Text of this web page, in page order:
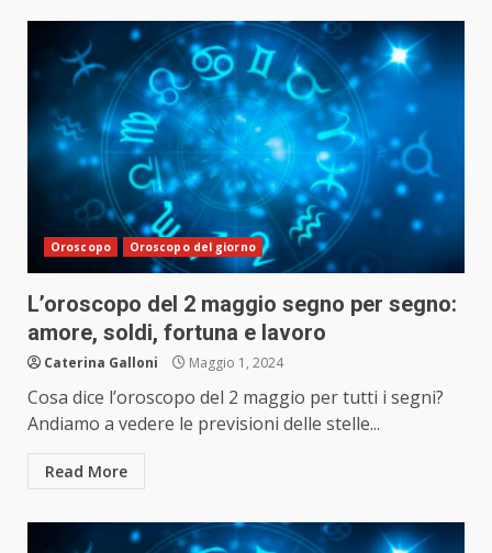
Oroscopo Oroscopo del giorno
L’oroscopo del 2 maggio segno per segno:
amore, soldi, fortuna e lavoro
Caterina Galloni Maggio 1, 2024
Cosa dice l’oroscopo del 2 maggio per tutti i segni?
Andiamo a vedere le previsioni delle stelle...
Read More